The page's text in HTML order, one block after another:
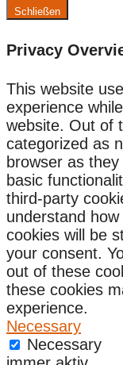
Schließen
Privacy
This website
experience
website. Out of
categorized as
browser as
basic
third-party
understand
cookies will be
your consent.
out of these
these cookies
experience.
Necessary
Necessary